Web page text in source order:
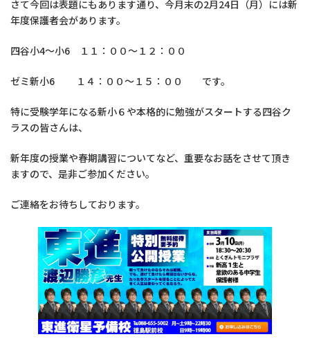
さて今回は表題にもあります通り、今月末の2月24日（月）には新
年度保護者会があります。
四谷小4～小6 １１：００～１２：００
ゼミ新小6 １４：００～１５：００ です。
特に受験学年になる新小６や本格的に勉強がスタートする四谷ク
ラスの皆さんは、
新年度の授業や春期講習についてなど、重要なお話をさせて頂き
ますので、是非ご参加ください。
ご連絡をお待ちしております。